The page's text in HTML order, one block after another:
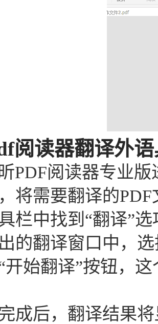
阅读器翻译外
PDF阅读器专业
将需要翻译的
栏中找到“翻译”
的翻译窗口中，
开始翻译”按钮，
成后，翻译结果